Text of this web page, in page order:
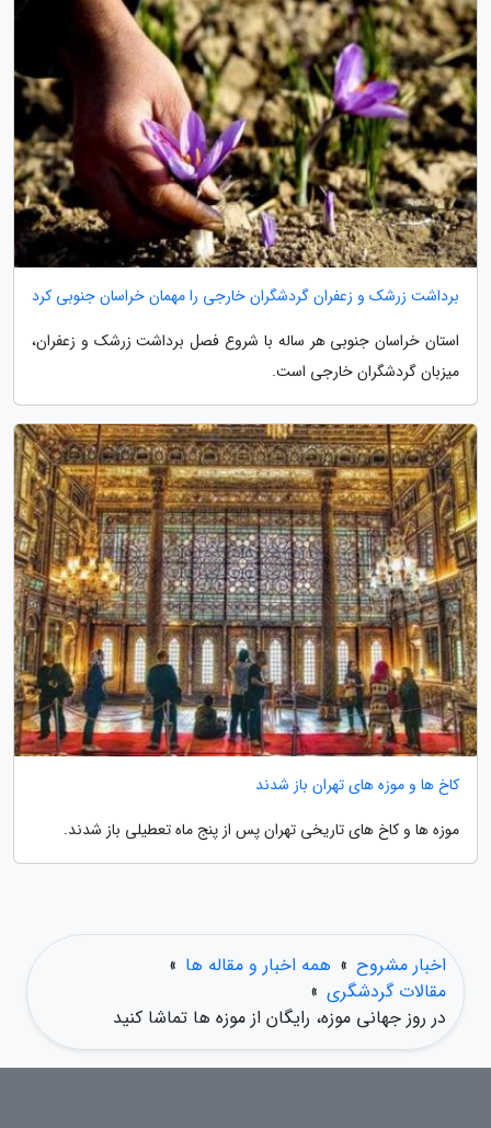
برداشت زرشک و زعفران گردشگران خارجی را مهمان خراسان جنوبی کرد
استان خراسان جنوبی هر ساله با شروع فصل برداشت زرشک و زعفران،
میزبان گردشگران خارجی است.
کاخ ها و موزه های تهران باز شدند
موزه ها و کاخ های تاریخی تهران پس از پنج ماه تعطیلی باز شدند.
اخبار مشروح » همه اخبار و مقاله ها »
مقالات گردشگری »
در روز جهانی موزه، رایگان از موزه ها تماشا کنید